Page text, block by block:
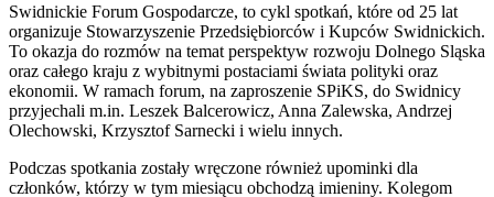
Swidnickie Forum Gospodarcze, to cykl spotkań, które od 25 lat
organizuje Stowarzyszenie Przedsiębiorców i Kupców Swidnickich.
To okazja do rozmów na temat perspektyw rozwoju Dolnego Sląska
oraz całego kraju z wybitnymi postaciami świata polityki oraz
ekonomii. W ramach forum, na zaproszenie SPiKS, do Swidnicy
przyjechali m.in. Leszek Balcerowicz, Anna Zalewska, Andrzej
Olechowski, Krzysztof Sarnecki i wielu innych.
Podczas spotkania zostały wręczone również upominki dla
członków, którzy w tym miesiącu obchodzą imieniny. Kolegom